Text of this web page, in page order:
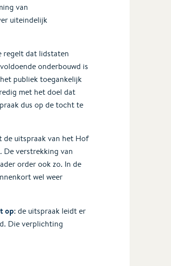
van
uiteindelijk
regelt dat lidstaten
onderbouwd is
publiek toegankelijk
met het doel dat
dus op de tocht te
uitspraak van het Hof
De verstrekking van
order ook zo. In de
wel weer
op: de uitspraak leidt er
Die verplichting